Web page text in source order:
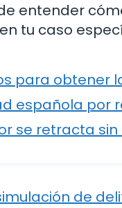
entender
tu caso
para obtener
española por
se retracta sin
de